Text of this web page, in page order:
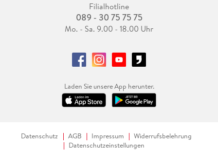
Filialhotline
089 - 30 75 75 75
Mo. - Sa. 9.00 - 18.00 Uhr
Laden Sie unsere App herunter.
Datenschutz AGB Impressum
Widerrufsbelehrung
Datenschutzeinstellungen